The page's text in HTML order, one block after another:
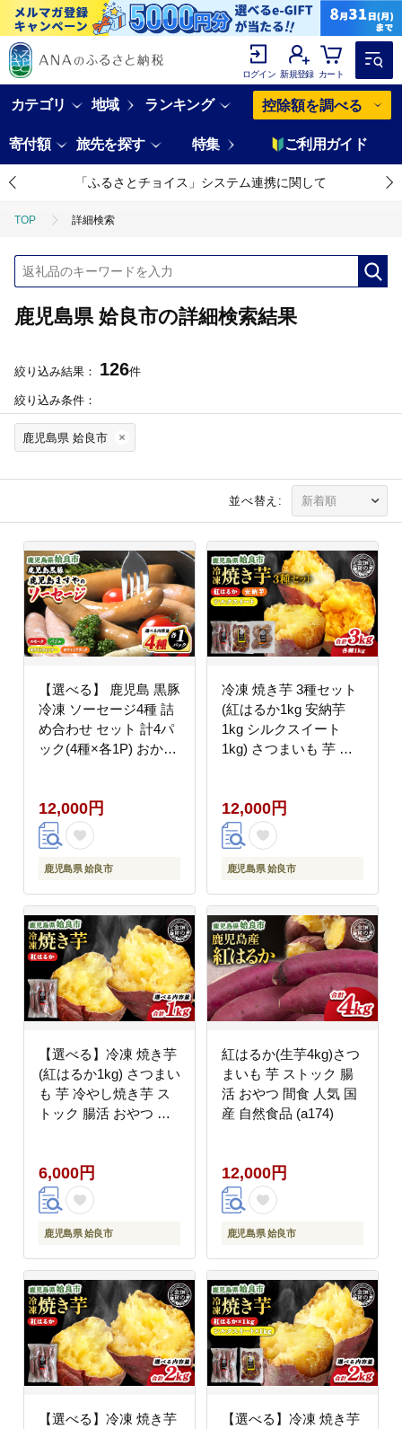
ログイン 新規登録 カート
カテゴリ 地域 ランキング 控除額を調べる
寄付額 旅先を探す 特集 ご利用ガイド
「ふるさとチョイス」システム連携に関して
TOP 詳細検索
鹿児島県 姶良市の詳細検索結果
絞り込み結果： 126件
絞り込み条件：
鹿児島県 姶良市
並べ替え:
【選べる】 鹿児島 黒豚
冷凍 ソーセージ4種 詰
め合わせ セット 計4パ
ック(4種×各1P) おかず
12,000円
鹿児島県 姶良市
冷凍 焼き芋 3種セット
(紅はるか1kg 安納芋
1kg シルクスイート
1kg) さつまいも 芋 冷
食 人気 国産 自然食品
(a0001-3S3）
12,000円
鹿児島県 姶良市
【選べる】冷凍 焼き芋
(紅はるか1kg) さつまい
も 芋 冷やし焼き芋 ス
トック 腸活 おやつ 間
6,000円
鹿児島県 姶良市
紅はるか(生芋4kg)さつ
まいも 芋 ストック 腸
活 おやつ 間食 人気 国
産 自然食品 (a174)
12,000円
鹿児島県 姶良市
【選べる】冷凍 焼き芋
【選べる】冷凍 焼き芋